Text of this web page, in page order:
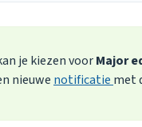
je kiezen voorMajor
nieuwe notificatie met